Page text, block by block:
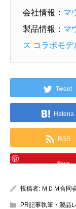
会社情報： マ
製品情報： マ
ス コラボモ
Tweet
Hatena
RSS
Save
投稿者: ＭＤＭ合同
PR記事執筆・製品